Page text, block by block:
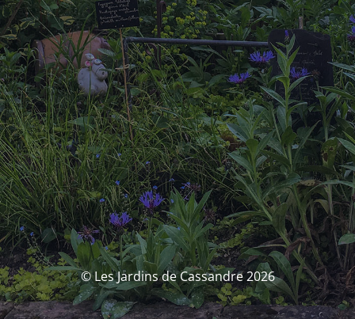
© Les Jardins de Cassandre 2026